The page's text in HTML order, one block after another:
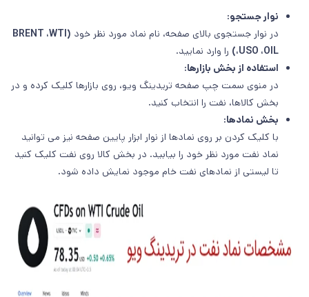
نوار جستجو:
در نوار جستجوی بالای صفحه، نام نماد مورد نظر خود (BRENT ،WTI
،USO ،OIL) را وارد نمایید.
استفاده از بخش بازارها:
در منوی سمت چپ صفحه تریدینگ ویو، روی بازارها کلیک کرده و در
بخش کالاها، نفت را انتخاب کنید.
بخش نمادها:
با کلیک کردن بر روی نمادها از نوار ابزار پایین صفحه نیز می توانید
نماد نفت مورد نظر خود را بیابید. در بخش کالا روی نفت کلیک کنید
تا لیستی از نمادهای نفت خام موجود نمایش داده شود.